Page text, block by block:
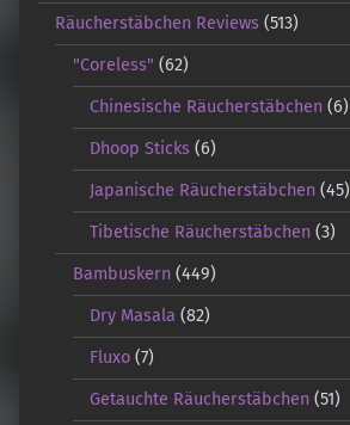
Räucherstäbchen Reviews (513)
"Coreless" (62)
Chinesische Räucherstäbchen (6)
Dhoop Sticks (6)
Japanische Räucherstäbchen (45)
Tibetische Räucherstäbchen (3)
Bambuskern(449)
Dry Masala (82)
Fluxo (7)
Getauchte Räucherstäbchen (51)